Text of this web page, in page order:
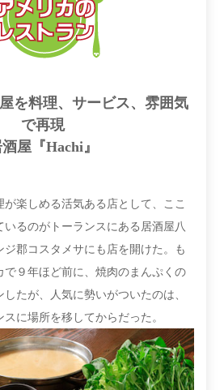
を料理、サービス、雰囲気
で再現
酒屋『Hachi』
楽しめる活気ある店として、ここ
るのがトーランスにある居酒屋八
郡コスタメサにも店を開けた。も
で９年ほど前に、焼肉のまんぷくの
たが、人気に勢いがついたのは、
に場所を移してからだった。